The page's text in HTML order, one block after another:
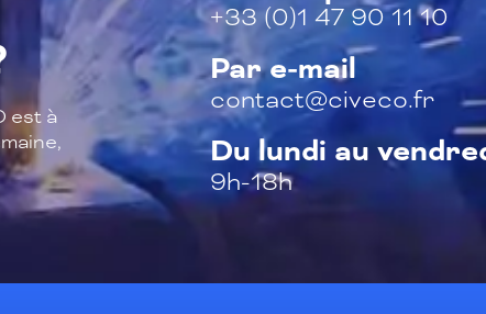
est à
+33 (0)1 47 90 11 10
Par e-mail
contact@civeco.fr
Du lundi au
9h-18h